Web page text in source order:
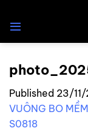
Published 23/
VUÔNG BO
S0818